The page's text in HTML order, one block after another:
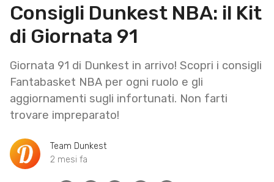
Consigli Dunkest NBA: il Kit
di Giornata 91
Giornata 91 di Dunkest in arrivo! Scopri i consigli
Fantabasket NBA per ogni ruolo e gli
aggiornamenti sugli infortunati. Non farti
trovare impreparato!
Team Dunkest
2 mesi fa